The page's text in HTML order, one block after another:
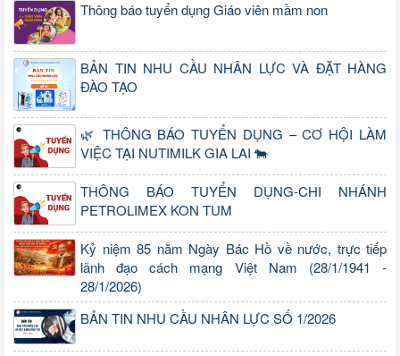
Thông báo tuyển dụng Giáo viên mầm non
BẢN TIN NHU CẦU NHÂN LỰC VÀ ĐẶT HÀNG
ĐÀO TẠO
🌿 THÔNG BÁO TUYỂN DỤNG – CƠ HỘI LÀM
VIỆC TẠI NUTIMILK GIA LAI 🐄
THÔNG BÁO TUYỂN DỤNG-CHI NHÁNH
PETROLIMEX KON TUM
Kỷ niệm 85 năm Ngày Bác Hồ về nước, trực tiếp
lãnh đạo cách mạng Việt Nam (28/1/1941 -
28/1/2026)
BẢN TIN NHU CẦU NHÂN LỰC SỐ 1/2026